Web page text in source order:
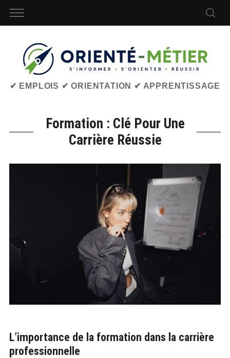
✔ EMPLOIS ✔ ORIENTATION ✔ APPRENTISSAGE
Formation : Clé Pour Une
Carrière Réussie
L’importance de la formation dans la carrière
professionnelle